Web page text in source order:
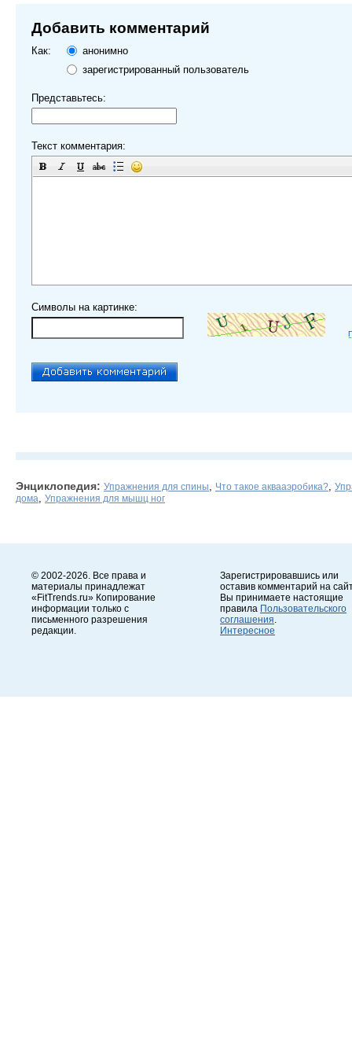
Добавить комментарий
Как:
анонимно
зарегистрированный пользователь
Представьтесь:
Текст комментария:
Символы на картинке:
Энциклопедия: Упражнения для спины Что такое аквааэробика?
дома
Упражнения для мышц ног
© 2002-2026. Все права и
материалы принадлежат
«FitTrends.ru» Копирование
информации только с
письменного разрешения
редакции.
Зарегистрировавшись или
оставив комментарий на
Вы принимаете настоящие
правила Пользовательского
соглашения
Интересное